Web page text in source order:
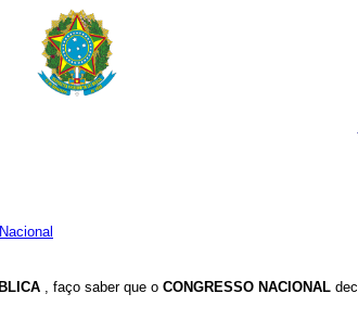
, faço saber que o CONGRESSO NACIONAL